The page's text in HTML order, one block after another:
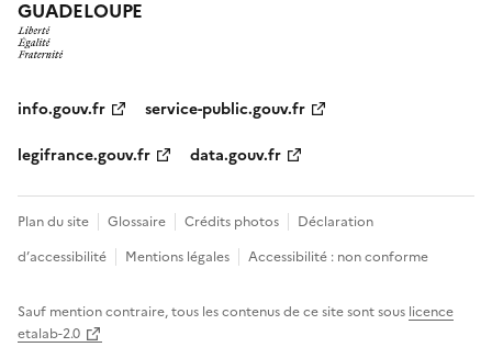
GUADELOUPE
info.gouv.fr
service-public.gouv.fr
legifrance.gouv.fr
data.gouv.fr
Plan du site Glossaire Crédits photos
Déclaration
d’accessibilité
Mentions légales Accessibilité : non conforme
Sauf mention contraire, tous les contenus de ce site sont sous licence
etalab-2.0